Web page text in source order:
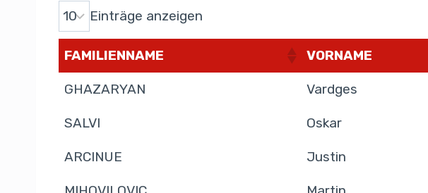
Einträge anzeigen
FAMILIENNAME VORNAME
GHAZARYAN Vardges
SALVI Oskar
ARCINUE Justin